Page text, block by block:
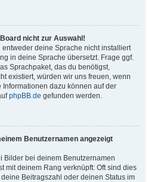
nicht zur Auswahl!
deine Sprache nicht installiert
in deine Sprache übersetzt. Frage ggf.
Sprachpaket, das du benötigst,
existiert, würden wir uns freuen, wenn
dazu können auf der
phpBB.de gefunden werden.
Benutzernamen angezeigt
Bilder bei deinem Benutzernamen
mit deinem Rang verknüpft: Oft sind dies
Beitragszahl oder deinen Status im